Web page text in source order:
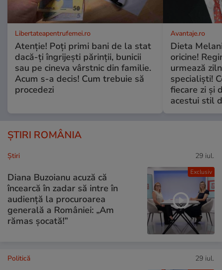
Libertateapentrufemei.ro
Atenție! Poți primi bani de la stat
dacă-ți îngrijești părinții, bunicii
sau pe cineva vârstnic din familie.
Acum s-a decis! Cum trebuie să
procedezi
Avantaje.ro
Dieta
oricine!
urmează
specialiști!
fiecare zi și
acestui stil
ȘTIRI ROMÂNIA
Exclusiv
Ştiri 29 iul.
Diana Buzoianu acuză că
încearcă în zadar să intre în
audiență la procuroarea
generală a României: „Am
rămas șocată!”
Politică 29 iul.